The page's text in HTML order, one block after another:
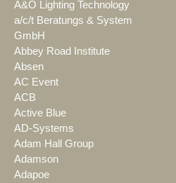
A&O Lighting Technology
a/c/t Beratungs & System
GmbH
Abbey Road Institute
Absen
AC Event
ACB
Active Blue
AD-Systems
Adam Hall Group
Adamson
Adapoe